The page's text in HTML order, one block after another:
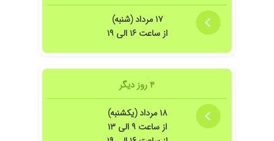
۱۷ مرداد (شنبه)
از ساعت ۱۶ الی ۱۹
۴ روز دیگر
۱۸ مرداد (یکشنبه)
از ساعت ۹ الی ۱۳